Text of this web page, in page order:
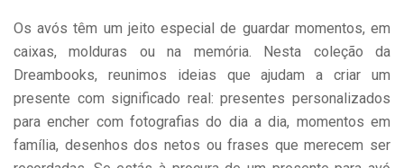
Os avós têm um jeito especial de guardar momentos, em
caixas, molduras ou na memória. Nesta coleção da
Dreambooks, reunimos ideias que ajudam a criar um
presente com significado real: presentes personalizados
para encher com fotografias do dia a dia, momentos em
família, desenhos dos netos ou frases que merecem ser